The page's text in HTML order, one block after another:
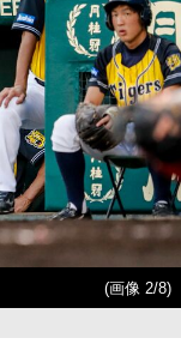
(画像 2/8)